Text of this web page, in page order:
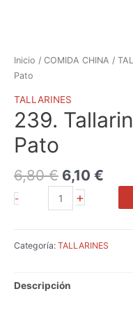
Inicio / COMIDA CHINA /
Pato
TALLARINES
239.
Pato
6,80€ 6,10 €
- +
Categoría: TALLARINES
Descripción